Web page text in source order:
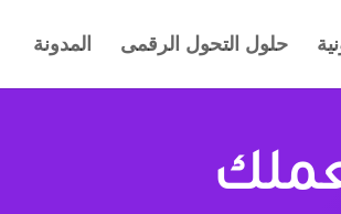
حلول التحول الرقمى المدونة